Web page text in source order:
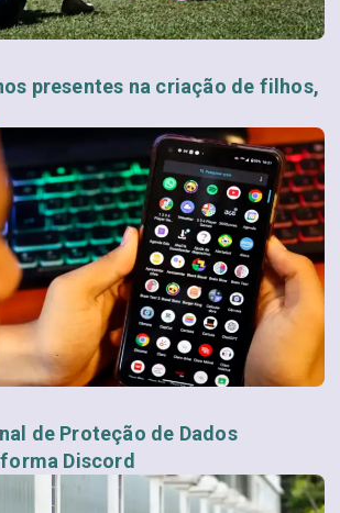
presentes na criação de filhos,
de Proteção de Dados
Discord